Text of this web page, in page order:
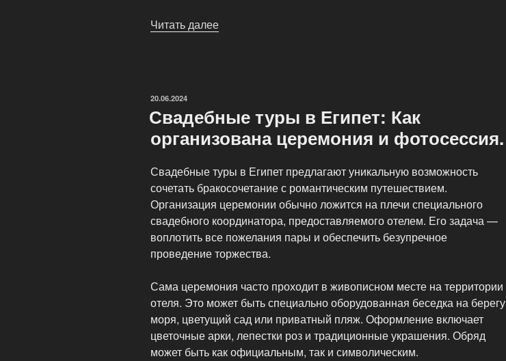
Читать далее
покупке
пакетного
ОПУБЛИКОВАНО
20.06.2024
Свадебные туры в Египет: Как
организована церемония и фотосессия.
Свадебные туры в Египет предлагают уникальную возможность
сочетать бракосочетание с романтическим путешествием.
Организация церемонии обычно ложится на плечи специального
свадебного координатора, предоставляемого отелем. Его задача —
воплотить все пожелания пары и обеспечить безупречное
проведение торжества.
Сама церемония часто проходит в живописном месте на территории
отеля. Это может быть специально оборудованная беседка на берегу
моря, цветущий сад или приватный пляж. Оформление включает
цветочные арки, лепестки роз и традиционные украшения. Обряд
может быть как официальным, так и символическим.